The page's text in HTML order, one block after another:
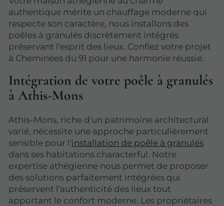
authentique mérite un chauffage moderne qui
respecte son caractère, nous installons des
poêles à granulés discrètement intégrés
préservant l'esprit des lieux. Confiez votre projet
à Cheminées du 91 pour une harmonie réussie.
Intégration de votre poêle à granulés
à Athis-Mons
Athis-Mons, riche d'un patrimoine architectural
varié, nécessite une approche particulièrement
sensible pour l'installation de poêle à granulés
dans ses habitations characterful. Notre
expertise athégienne nous permet de proposer
des solutions parfaitement intégrées qui
préservent l'authenticité des lieux tout
apportant le confort moderne. Les propriétaires